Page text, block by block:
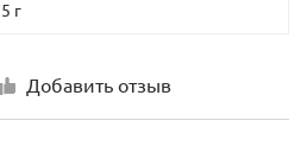
г
Добавить отзыв